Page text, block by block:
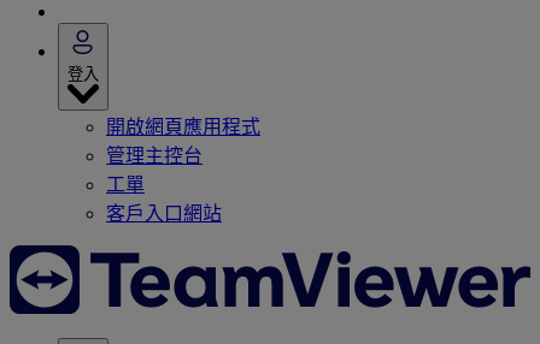
登入
開啟網頁應用程式
管理主控台
工單
客戶入口網站